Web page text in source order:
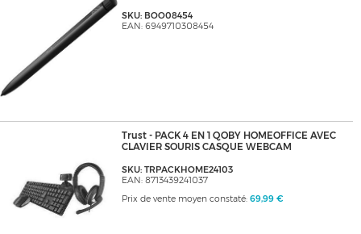
SKU: BOO08454
EAN: 6949710308454
Trust - PACK 4 EN 1 QOBY HOMEOFFICE AVEC
CLAVIER SOURIS CASQUE WEBCAM
SKU: TRPACKHOME24103
EAN: 8713439241037
Prix de vente moyen constaté: 69,99 €